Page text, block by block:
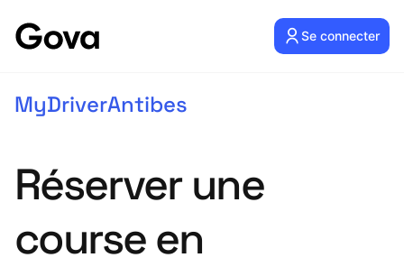
Se connecter
MyDriverAntibes
Réserver une
course en